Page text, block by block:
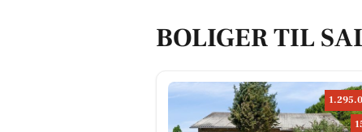
BOLIGER TIL